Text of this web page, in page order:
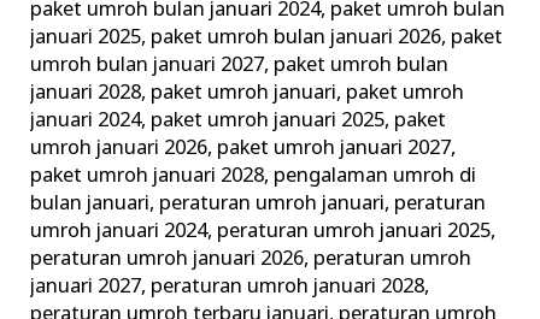
paket umroh bulan januari 2024, paket umroh bulan
januari 2025, paket umroh bulan januari 2026, paket
umroh bulan januari 2027, paket umroh bulan
januari 2028, paket umroh januari, paket umroh
januari 2024, paket umroh januari 2025, paket
umroh januari 2026, paket umroh januari 2027,
paket umroh januari 2028, pengalaman umroh di
bulan januari, peraturan umroh januari, peraturan
umroh januari 2024, peraturan umroh januari 2025,
peraturan umroh januari 2026, peraturan umroh
januari 2027, peraturan umroh januari 2028,